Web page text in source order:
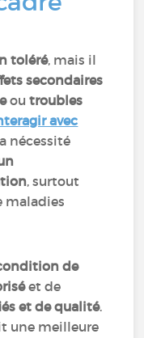
toléré, mais il
secondaires
ou troubles
avec
nécessité
, surtout
maladies
de
et de
et de qualité.
une meilleure